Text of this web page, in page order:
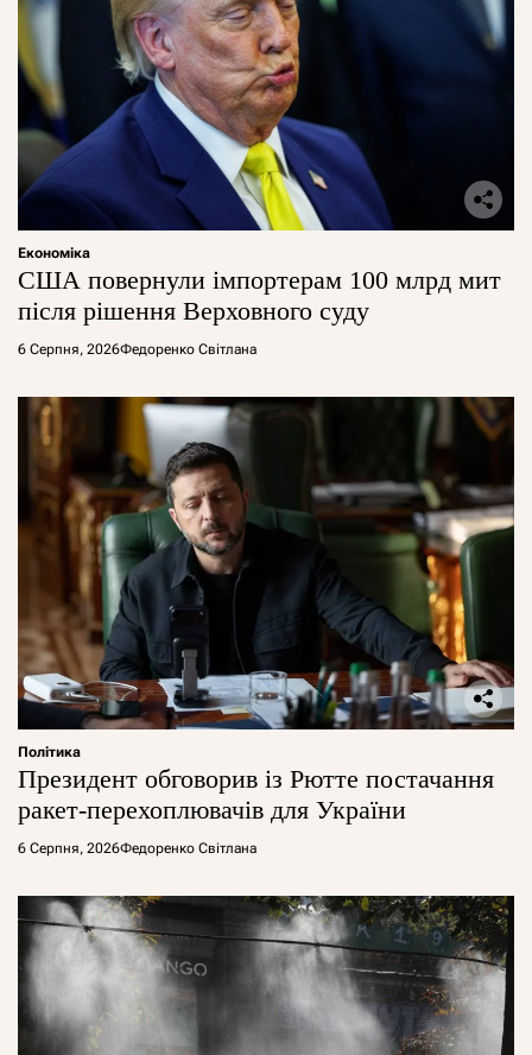
Економіка
США повернули імпортерам 100 млрд мит
після рішення Верховного суду
6 Серпня, 2026Федоренко Світлана
Політика
Президент обговорив із Рютте постачання
ракет-перехоплювачів для України
6 Серпня, 2026Федоренко Світлана